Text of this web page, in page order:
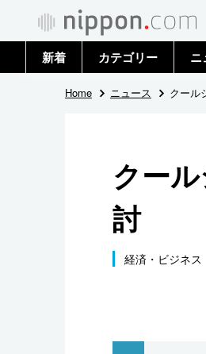
新着 カテゴリー
政治・外交
国際
社会
文化
ニ
ト
Home ニュース クール
クー
討
経済・ビジネス